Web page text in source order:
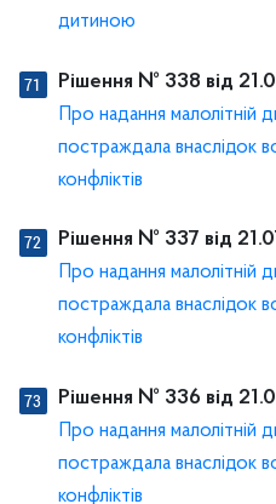
дитиною
Рішення № 338 від
Про надання малолітній
постраждала внаслідок
конфліктів
Рішення № 337 від
Про надання малолітній
постраждала внаслідок
конфліктів
Рішення № 336 від
Про надання малолітній
постраждала внаслідок
конфліктів